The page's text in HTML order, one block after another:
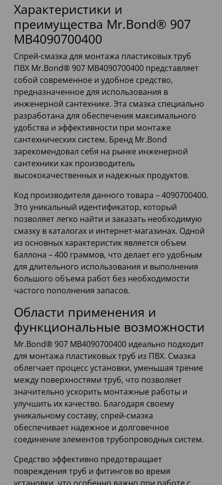
Характеристики и
преимущества Mr.Bond® 907
MB4090700400
Спрей-смазка для монтажа пластиковых труб
ПВХ Mr.Bond® 907 MB4090700400 представляет
собой современное и удобное средство,
предназначенное для использования в
инженерной сантехнике. Эта смазка специально
разработана для обеспечения максимального
удобства и эффективности при монтаже
сантехнических систем. Бренд Mr.Bond
зарекомендовал себя на рынке инженерной
сантехники как производитель
высококачественных и надежных продуктов.
Код производителя данного товара – 4090700400.
Это уникальный идентификатор, который
позволяет легко найти и заказать необходимую
смазку в каталогах и интернет-магазинах. Одной
из основных характеристик является объем
баллона – 400 граммов, что делает его удобным
для длительного использования и выполнения
большого объема работ без необходимости
частого пополнения запасов.
Области применения и
функциональные возможности
Mr.Bond® 907 MB4090700400 идеально подходит
для монтажа пластиковых труб из ПВХ. Смазка
облегчает процесс установки, уменьшая трение
между поверхностями труб, что позволяет
значительно ускорить монтажные работы и
улучшить их качество. Благодаря своему
уникальному составу, спрей-смазка
обеспечивает надежное и долговечное
соединение элементов трубопроводных систем.
Средство эффективно предотвращает
повреждения труб и фитингов во время